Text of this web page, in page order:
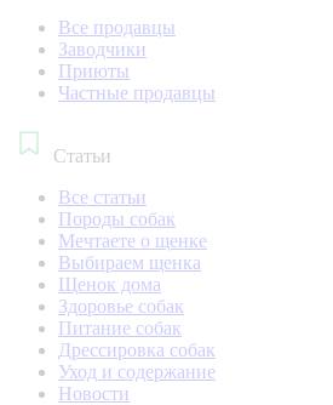
Все продавцы
Заводчики
Приюты
Частные продавцы
Статьи
Все статьи
Породы собак
Мечтаете о щенке
Выбираем щенка
Щенок дома
Здоровье собак
Питание собак
Дрессировка собак
Уход и содержание
Новости